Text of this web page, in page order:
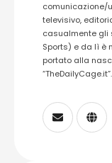
comunicazione/
televisivo,
casualmente gli
Sports) e da lì è
portato alla
“TheDailyCage.it”.